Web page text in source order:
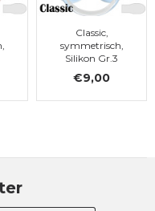
Classic,
symmetrisch,
Silikon Gr.3
€9,00